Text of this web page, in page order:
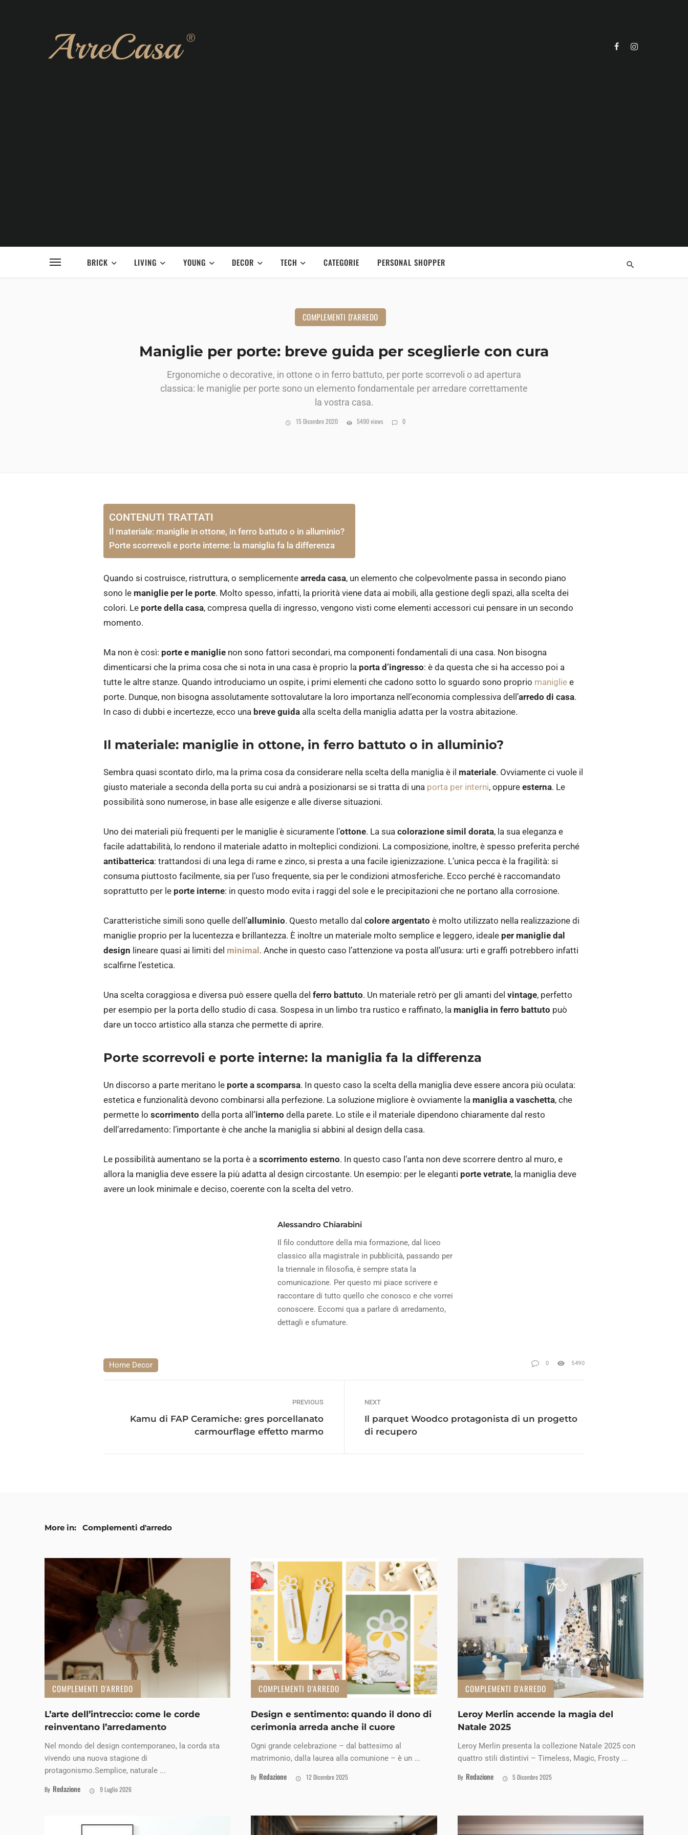
BRICK LIVING YOUNG DECOR TECH CATEGORIE PERSONAL SHOPPER
COMPLEMENTI D'ARREDO
Maniglie per porte: breve guida per sceglierle con cura
Ergonomiche o decorative, in ottone o in ferro battuto, per porte scorrevoli o ad apertura
classica: le maniglie per porte sono un elemento fondamentale per arredare correttamente
la vostra casa.
15 Dicembre 2020 5490 views 0
CONTENUTI TRATTATI
Il materiale: maniglie in ottone, in ferro battuto o in alluminio?
Porte scorrevoli e porte interne: la maniglia fa la differenza
Quando si costruisce, ristruttura, o semplicemente arreda casa, un elemento che colpevolmente passa in secondo piano
sono le maniglie per le porte. Molto spesso, infatti, la priorità viene data ai mobili, alla gestione degli spazi, alla scelta dei
colori. Le porte della casa, compresa quella di ingresso, vengono visti come elementi accessori cui pensare in un secondo
momento.
Ma non è così: porte e maniglie non sono fattori secondari, ma componenti fondamentali di una casa. Non bisogna
dimenticarsi che la prima cosa che si nota in una casa è proprio la porta d’ingresso: è da questa che si ha accesso poi a
tutte le altre stanze. Quando introduciamo un ospite, i primi elementi che cadono sotto lo sguardo sono proprio maniglie e
porte. Dunque, non bisogna assolutamente sottovalutare la loro importanza nell’economia complessiva dell’arredo di casa.
In caso di dubbi e incertezze, ecco una breve guida alla scelta della maniglia adatta per la vostra abitazione.
Il materiale: maniglie in ottone, in ferro battuto o in alluminio?
Sembra quasi scontato dirlo, ma la prima cosa da considerare nella scelta della maniglia è il materiale. Ovviamente ci vuole il
giusto materiale a seconda della porta su cui andrà a posizionarsi se si tratta di una porta per interni, oppure esterna. Le
possibilità sono numerose, in base alle esigenze e alle diverse situazioni.
Uno dei materiali più frequenti per le maniglie è sicuramente l’ottone. La sua colorazione simil dorata, la sua eleganza e
facile adattabilità, lo rendono il materiale adatto in molteplici condizioni. La composizione, inoltre, è spesso preferita perché
antibatterica: trattandosi di una lega di rame e zinco, si presta a una facile igienizzazione. L’unica pecca è la fragilità: si
consuma piuttosto facilmente, sia per l’uso frequente, sia per le condizioni atmosferiche. Ecco perché è raccomandato
soprattutto per le porte interne: in questo modo evita i raggi del sole e le precipitazioni che ne portano alla corrosione.
Caratteristiche simili sono quelle dell’alluminio. Questo metallo dal colore argentato è molto utilizzato nella realizzazione di
maniglie proprio per la lucentezza e brillantezza. È inoltre un materiale molto semplice e leggero, ideale per maniglie dal
design lineare quasi ai limiti del minimal . Anche in questo caso l’attenzione va posta all’usura: urti e graffi potrebbero infatti
scalfirne l’estetica.
Una scelta coraggiosa e diversa può essere quella del ferro battuto. Un materiale retrò per gli amanti del vintage, perfetto
per esempio per la porta dello studio di casa. Sospesa in un limbo tra rustico e raffinato, la maniglia in ferro battuto può
dare un tocco artistico alla stanza che permette di aprire.
Porte scorrevoli e porte interne: la maniglia fa la differenza
Un discorso a parte meritano le porte a scomparsa. In questo caso la scelta della maniglia deve essere ancora più oculata:
estetica e funzionalità devono combinarsi alla perfezione. La soluzione migliore è ovviamente la maniglia a vaschetta, che
permette lo scorrimento della porta all ’interno della parete. Lo stile e il materiale dipendono chiaramente dal resto
dell’arredamento: l’importante è che anche la maniglia si abbini al design della casa.
Le possibilità aumentano se la porta è a scorrimento esterno. In questo caso l’anta non deve scorrere dentro al muro, e
allora la maniglia deve essere la più adatta al design circostante. Un esempio: per le eleganti porte vetrate, la maniglia deve
avere un look minimale e deciso, coerente con la scelta del vetro.
Alessandro Chiarabini
Il filo conduttore della mia formazione, dal liceo
classico alla magistrale in pubblicità, passando per
la triennale in filosofia, è sempre stata la
comunicazione. Per questo mi piace scrivere e
raccontare di tutto quello che conosco e che vorrei
conoscere. Eccomi qua a parlare di arredamento,
dettagli e sfumature.
Home Decor 0 5490
PREVIOUS
Kamu di FAP Ceramiche: gres porcellanato
carmourflage effetto marmo
NEXT
Il parquet Woodco protagonista di un progetto
di recupero
More in: Complementi d'arredo
COMPLEMENTI D'ARREDO
L’arte dell’intreccio: come le corde
reinventano l’arredamento
Nel mondo del design contemporaneo, la corda sta
vivendo una nuova stagione di
protagonismo.Semplice, naturale ...
By Redazione 9 Luglio 2026
COMPLEMENTI D'ARREDO
Design e sentimento: quando il dono di
cerimonia arreda anche il cuore
Ogni grande celebrazione – dal battesimo al
matrimonio, dalla laurea alla comunione – è un ...
By Redazione 12 Dicembre 2025
COMPLEMENTI D'ARREDO
Leroy Merlin accende la magia del
Natale 2025
Leroy Merlin presenta la collezione Natale 2025 con
quattro stili distintivi – Timeless, Magic, Frosty ...
By Redazione 5 Dicembre 2025